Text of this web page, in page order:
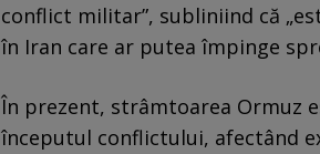
conflict militar”, subliniind că
în Iran care ar putea împinge
În prezent, strâmtoarea Ormuz
începutul conflictului, afectând